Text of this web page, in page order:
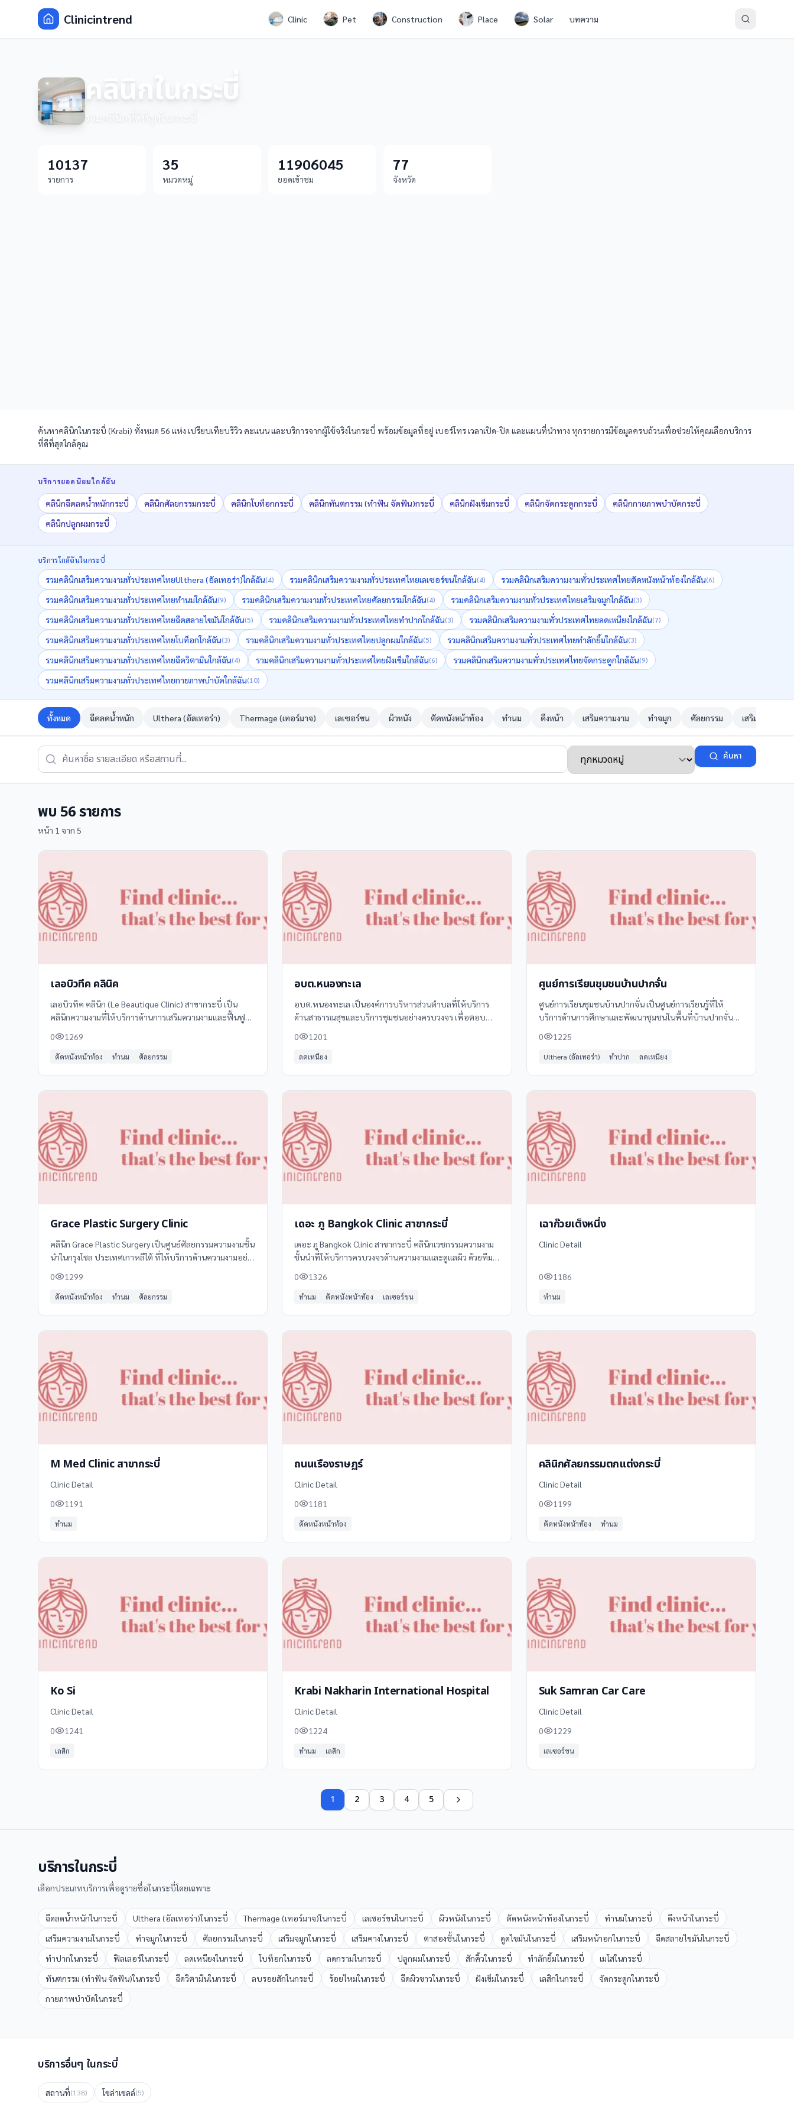
Clinicintrend Clinic Pet Construction Place Solar บทความ
คลินิกในกระบี่
รวมคลินิกที่ดีที่สุดในกระบี่
10137
รายการ
35
หมวดหมู่
11906045
ยอดเข้าชม
77
จังหวัด
ค้นหาคลินิกในกระบี่ (Krabi) ทั้งหมด 56 แห่ง เปรียบเทียบรีวิว คะแนน และบริการจากผู้ใช้จริงในกระบี่ พร้อมข้อมูลที่อยู่ เบอร์โทร เวลาเปิด-ปิด และแผนที่นำทาง ทุกรายการมีข้อมูลครบถ้วนเพื่อช่วยให้คุณเลือกบริการ
ที่ดีที่สุดใกล้คุณ
บริการยอดนิยมใกล้ฉัน
คลินิกฉีดลดน้ำหนักกระบี่ คลินิกศัลยกรรมกระบี่ คลินิกโบท็อกกระบี่ คลินิกทันตกรรม (ทำฟัน จัดฟัน)กระบี่ คลินิกฝังเข็มกระบี่ คลินิกจัดกระดูกกระบี่ คลินิกกายภาพบำบัดกระบี่
คลินิกปลูกผมกระบี่
บริการใกล้ฉันในกระบี่
รวมคลินิกเสริมความงามทั่วประเทศไทยUlthera (อัลเทอร่า)ใกล้ฉัน(4) รวมคลินิกเสริมความงามทั่วประเทศไทยเลเซอร์ขนใกล้ฉัน(4) รวมคลินิกเสริมความงามทั่วประเทศไทยตัดหนังหน้าท้องใกล้ฉัน(6)
รวมคลินิกเสริมความงามทั่วประเทศไทยทำนมใกล้ฉัน(9) รวมคลินิกเสริมความงามทั่วประเทศไทยศัลยกรรมใกล้ฉัน(4) รวมคลินิกเสริมความงามทั่วประเทศไทยเสริมจมูกใกล้ฉัน(3)
รวมคลินิกเสริมความงามทั่วประเทศไทยฉีดสลายไขมันใกล้ฉัน(5) รวมคลินิกเสริมความงามทั่วประเทศไทยทำปากใกล้ฉัน(3) รวมคลินิกเสริมความงามทั่วประเทศไทยลดเหนียงใกล้ฉัน(7)
รวมคลินิกเสริมความงามทั่วประเทศไทยโบท็อกใกล้ฉัน(3) รวมคลินิกเสริมความงามทั่วประเทศไทยปลูกผมใกล้ฉัน(5) รวมคลินิกเสริมความงามทั่วประเทศไทยทำลักยิ้มใกล้ฉัน(3)
รวมคลินิกเสริมความงามทั่วประเทศไทยฉีดวิตามินใกล้ฉัน(4) รวมคลินิกเสริมความงามทั่วประเทศไทยฝังเข็มใกล้ฉัน(6) รวมคลินิกเสริมความงามทั่วประเทศไทยจัดกระดูกใกล้ฉัน(9)
รวมคลินิกเสริมความงามทั่วประเทศไทยกายภาพบำบัดใกล้ฉัน(10)
ทั้งหมด ฉีดลดน้ำหนัก Ulthera (อัลเทอร่า) Thermage (เทอร์มาจ) เลเซอร์ขน ผิวหนัง ตัดหนังหน้าท้อง ทำนม ดึงหน้า เสริมความงาม ทำจมูก ศัลยกรรม เสริมจมูก
ค้นหา
พบ 56รายการ
หน้า 1 จาก 5
เลอบิวทีค คลินิค
เลอบิวทีค คลินิก (Le Beautique Clinic) สาขากระบี่ เป็น
คลินิกความงามที่ให้บริการด้านการเสริมความงามและฟื้นฟูผิว
**Sculptra**
0 1269
ตัดหนังหน้าท้อง ทำนม ศัลยกรรม
อบต.หนองทะเล
อบต.หนองทะเล เป็นองค์การบริหารส่วนตำบลที่ให้บริการ
ด้านสาธารณสุขและบริการชุมชนอย่างครบวงจร เพื่อตอบ
หลายที่ครอบคลุมทั้งด้านสุขภาพ การศึกษา
0 1201
ลดเหนียง
ศูนย์การเรียนชุมชนบ้านปากจั่น
ศูนย์การเรียนชุมชนบ้านปากจั่น เป็นศูนย์การเรียนรู้ที่ให้
บริการด้านการศึกษาและพัฒนาชุมชนในพื้นที่บ้านปากจั่น
และพัฒนาทักษะของคนในชุมชน
0 1225
Ulthera (อัลเทอร่า) ทำปาก ลดเหนียง
Grace Plastic Surgery Clinic
คลินิก Grace Plastic Surgery เป็นศูนย์ศัลยกรรมความงามชั้น
นำในกรุงโซล ประเทศเกาหลีใต้ ที่ให้บริการด้านความงามอย่าง
0 1299
ตัดหนังหน้าท้อง ทำนม ศัลยกรรม
เดอะ ภู Bangkok Clinic สาขากระบี่
เดอะ ภู Bangkok Clinic สาขากระบี่ คลินิกเวชกรรมความงาม
ชั้นนำที่ให้บริการครบวงจรด้านความงามและดูแลผิว ด้วยทีม
0 1326
ทำนม ตัดหนังหน้าท้อง เลเซอร์ขน
เฉาก๊วยเต็งหนึ่ง
Clinic Detail
0 1186
ทำนม
M Med Clinic สาขากระบี่
Clinic Detail
0
1191
ทำนม
ถนนเรืองราษฏร์
Clinic Detail
0
1181
ตัดหนังหน้าท้อง
คลินิกศัลยกรรมตกแต่งกระบี่
Clinic Detail
0
1199
ตัดหนังหน้าท้อง ทำนม
Ko Si
Clinic Detail
0
1241
เลสิก
Krabi Nakharin International Hospital
Clinic Detail
0
1224
ทำนม เลสิก
Suk Samran Car Care
Clinic Detail
0
1229
เลเซอร์ขน
1 2 3 4 5
บริการในกระบี่
เลือกประเภทบริการเพื่อดูรายชื่อในกระบี่โดยเฉพาะ
ฉีดลดน้ำหนักในกระบี่ Ulthera (อัลเทอร่า)ในกระบี่ Thermage (เทอร์มาจ)ในกระบี่ เลเซอร์ขนในกระบี่ ผิวหนังในกระบี่ ตัดหนังหน้าท้องในกระบี่ ทำนมในกระบี่ ดึงหน้าในกระบี่
เสริมความงามในกระบี่ ทำจมูกในกระบี่ ศัลยกรรมในกระบี่ เสริมจมูกในกระบี่ เสริมคางในกระบี่ ตาสองชั้นในกระบี่ ดูดไขมันในกระบี่ เสริมหน้าอกในกระบี่ ฉีดสลายไขมันในกระบี่
ทำปากในกระบี่ ฟิลเลอร์ในกระบี่ ลดเหนียงในกระบี่ โบท็อกในกระบี่ ลดกรามในกระบี่ ปลูกผมในกระบี่ สักคิ้วในกระบี่ ทำลักยิ้มในกระบี่ เมโสในกระบี่
ทันตกรรม (ทำฟัน จัดฟัน)ในกระบี่ ฉีดวิตามินในกระบี่ ลบรอยสักในกระบี่ ร้อยไหมในกระบี่ ฉีดผิวขาวในกระบี่ ฝังเข็มในกระบี่ เลสิกในกระบี่ จัดกระดูกในกระบี่
กายภาพบำบัดในกระบี่
บริการอื่นๆ ในกระบี่
สถานที่(138) โซล่าเซลล์(5)